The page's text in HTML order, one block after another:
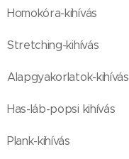
Homokóra-kihívás
Stretching-kihívás
Alapgyakorlatok-kihívás
Has-láb-popsi kihívás
Plank-kihívás